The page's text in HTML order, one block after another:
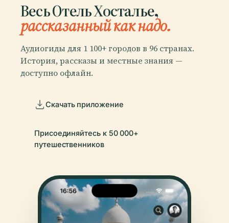
Весь Отель Хосталье,
рассказанный как надо.
Аудиогиды для 1 100+ городов в 96 странах.
История, рассказы и местные знания —
доступно офлайн.
Скачать приложение
Присоединяйтесь к 50 000+
путешественников